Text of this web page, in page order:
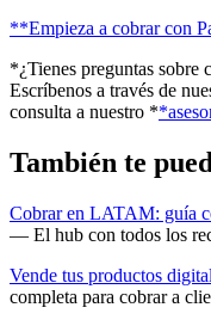
**Empieza a cobrar con
*¿Tienes preguntas
Escríbenos a través de
consulta a nuestro *
También te
Cobrar en LATAM: guía
— El hub con todos los
Vende tus productos
completa para cobrar a